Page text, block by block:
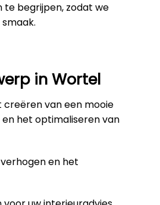
te begrijpen, zodat we
in Wortel
van een mooie
het optimaliseren van
en het